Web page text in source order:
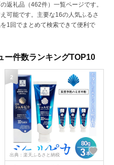
返礼品（462件）一覧ページです。
可能です。主要な16の人気ふるさ
1回でまとめて検索できて便利で
ー件数ランキングTOP10
2
出典：楽天ふるさと納税